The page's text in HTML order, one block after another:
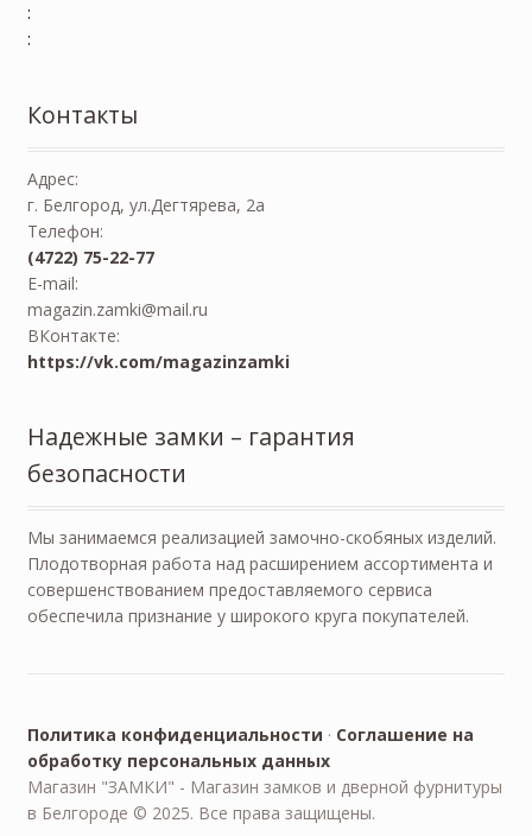
:
:
Контакты
Адрес:
г. Белгород, ул.Дегтярева, 2а
Телефон:
(4722) 75-22-77
E-mail:
magazin.zamki@mail.ru
ВКонтакте:
https://vk.com/magazinzamki
Надежные замки – гарантия
безопасности
Мы занимаемся реализацией замочно-скобяных изделий.
Плодотворная работа над расширением ассортимента и
совершенствованием предоставляемого сервиса
обеспечила признание у широкого круга покупателей.
Политика конфиденциальности · Соглашение на
обработку персональных данных
Магазин "ЗАМКИ" - Магазин замков и дверной фурнитуры
в Белгороде © 2025. Все права защищены.